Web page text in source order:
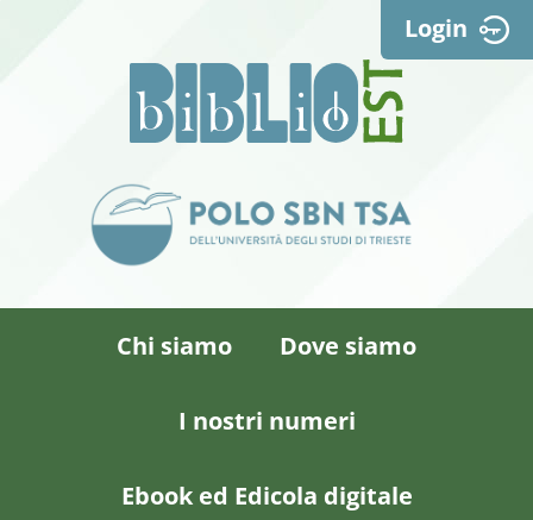
Login
Chi siamo Dove siamo
I nostri numeri
Ebook ed Edicola digitale